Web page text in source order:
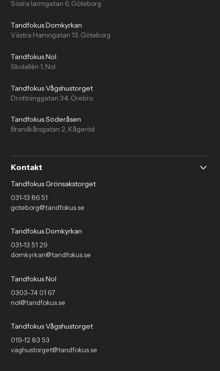
Södra larmgatan 6, Göteborg
Tandfokus Domkyrkan
Västra Hamngatan 13, Göteborg
Tandfokus Nol
Skolallén 1, Nol
Tandfokus Vågshustorget
Drottninggatan 34, Örebro
Tandfokus Söderåsen
Brandkårsgatan 2, Kågeröd
Kontakt
Tandfokus Grönsakstorget
goteborg@tandfokus.se
031-13 86 51
Tandfokus Domkyrkan
domkyrkan@tandfokus.se
031-13 51 29
Tandfokus Nol
nol@tandfokus.se
0303-74 01 67
Tandfokus Vågshustorget
vaghustorget@tandfokus.se
019-12 83 53